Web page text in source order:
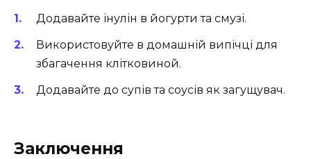
Додавайте інулін в йогурти та смузі.
Використовуйте в домашній випічці для
збагачення клітковиной.
Додавайте до супів та соусів як загущувач.
Заключення